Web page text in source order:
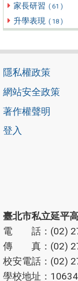
家長研習 ( 61 )
升學表現 ( 18 )
隱私權政策
網站安全政策
著作權聲明
登入
臺北市私立延平
電 話：(02)
傳 真：(02)
校安電話：(02)
學校地址：